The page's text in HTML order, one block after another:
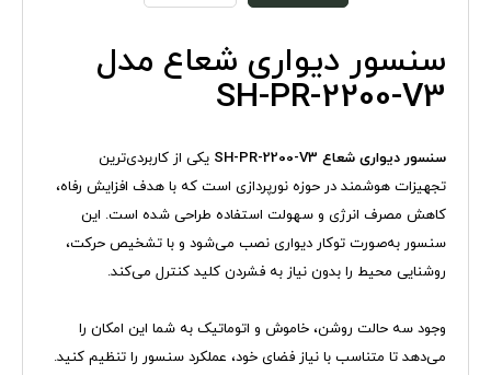
سنسور دیواری شعاع مدل
SH-PR-2200-V3
سنسور دیواری شعاع SH-PR-2200-V3
یکی از کاربردی‌ترین
تجهیزات هوشمند در حوزه نورپردازی است که با هدف افزایش رفاه،
کاهش مصرف انرژی و سهولت استفاده طراحی شده است. این
سنسور به‌صورت توکار دیواری نصب می‌شود و با تشخیص حرکت،
روشنایی محیط را بدون نیاز به فشردن کلید کنترل می‌کند.
وجود سه حالت روشن، خاموش و اتوماتیک به شما این امکان را
می‌دهد تا متناسب با نیاز فضای خود، عملکرد سنسور را تنظیم کنید.